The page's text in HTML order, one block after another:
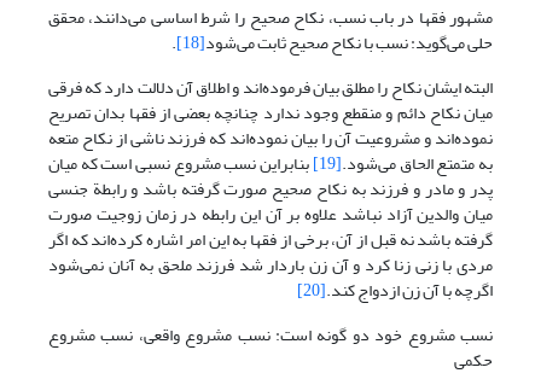
مشهور فقها در باب نسب، نکاح صحیح را شرط اساسی می‌دانند، محقق
حلی می‌گوید: نسب با نکاح صحیح ثابت می‌شود[18]
.
البته ایشان نکاح را مطلق بیان فرموده‌اند و اطلاق آن دلالت دارد که فرقی
میان نکاح دائم و منقطع وجود ندارد چنانچه بعضی از فقها بدان تصریح
نموده‌اند و مشروعیت آن را بیان نموده‌اند که فرزند ناشی از نکاح متعه
به متمتع الحاق می‌شود.[19] بنابراین نسب مشروع نسبی است که میان
پدر و مادر و فرزند به نکاح صحیح صورت گرفته باشد و رابطة جنسی
میان والدین آزاد نباشد علاوه بر آن این رابطه در زمان زوجیت صورت
گرفته باشد نه قبل از آن، برخی از فقها به این امر اشاره کرده‌اند که اگر
مردی با زنی زنا کرد و آن زن باردار شد فرزند ملحق به آنان نمی‌شود
اگرچه با آن زن ازدواج کند.[20]
نسب مشروع خود دو گونه است: نسب مشروع واقعی، نسب مشروع
حکمی